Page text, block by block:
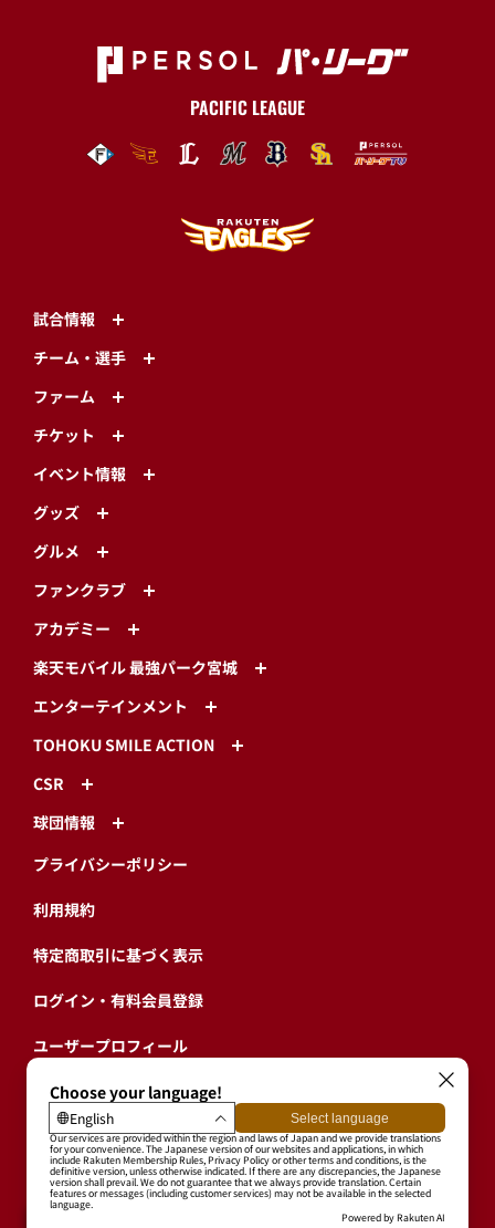
PACIFIC LEAGUE
試合情報
チーム・選手
ファーム
チケット
イベント情報
グッズ
グルメ
ファンクラブ
アカデミー
楽天モバイル 最強パーク宮城
エンターテインメント
TOHOKU SMILE ACTION
CSR
球団情報
プライバシーポリシー
利用規約
特定商取引に基づく表示
ログイン・有料会員登録
ユーザープロフィール
会員情報引継ぎ
退会